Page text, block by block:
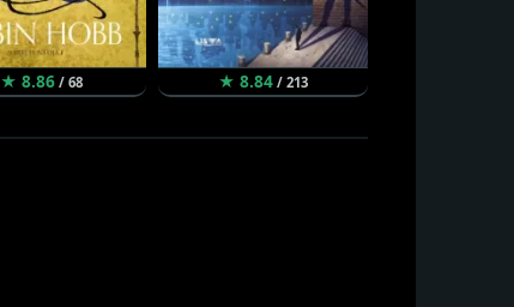
★ 8.86 / 68 ★ 8.84 / 213